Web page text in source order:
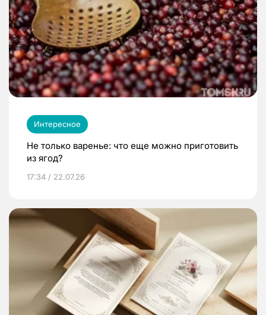
Интересное
Не только варенье: что еще можно приготовить
из ягод?
17:34 / 22.07.26